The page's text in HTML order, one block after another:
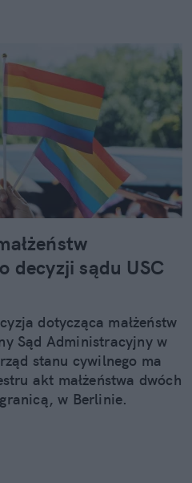
decyzji sądu USC
dotycząca małżeństw
Sąd Administracyjny w
stanu cywilnego ma
akt małżeństwa dwóch
w Berlinie.